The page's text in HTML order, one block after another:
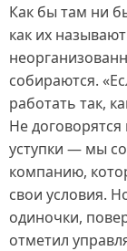
Как бы там ни
как их
собираются.
работать так,
Не
уступки — мы
компанию,
свои условия.
одиночки,
отметил